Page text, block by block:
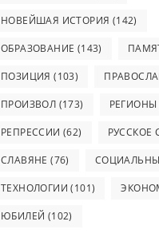
НОВЕЙШАЯ ИСТОРИЯ (142)
ОБРАЗОВАНИЕ (143)
ПОЗИЦИЯ (103)
ПРОИЗВОЛ (173) РЕГИОНЫ
РЕПРЕССИИ (62) РУССКОЕ
СЛАВЯНЕ (76)
ТЕХНОЛОГИИ (101)
ЮБИЛЕЙ (102)